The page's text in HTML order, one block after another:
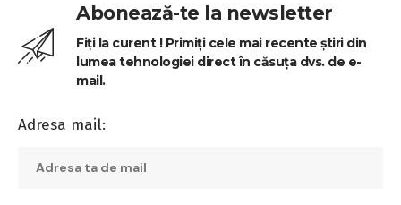
Abonează-te la newsletter
Fiți la curent ! Primiți cele mai recente știri din
lumea tehnologiei direct în căsuța dvs. de e-
mail.
Adresa mail: